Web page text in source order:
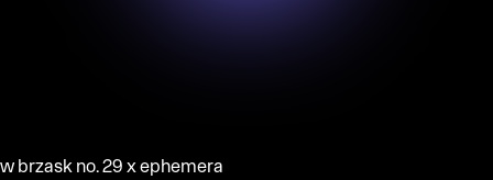
w brzask no. 29 x ephemera